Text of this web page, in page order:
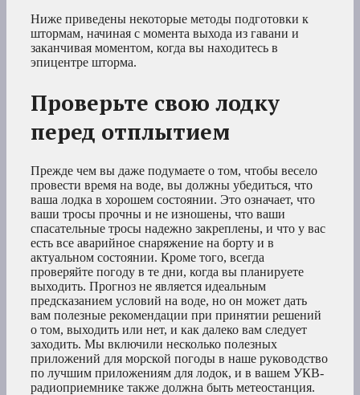
Ниже приведены некоторые методы подготовки к
штормам, начиная с момента выхода из гавани и
заканчивая моментом, когда вы находитесь в
эпицентре шторма.
Проверьте свою лодку
перед отплытием
Прежде чем вы даже подумаете о том, чтобы весело
провести время на воде, вы должны убедиться, что
ваша лодка в хорошем состоянии. Это означает, что
ваши тросы прочны и не изношены, что ваши
спасательные тросы надежно закреплены, и что у вас
есть все аварийное снаряжение на борту и в
актуальном состоянии. Кроме того, всегда
проверяйте погоду в те дни, когда вы планируете
выходить. Прогноз не является идеальным
предсказанием условий на воде, но он может дать
вам полезные рекомендации при принятии решений
о том, выходить или нет, и как далеко вам следует
заходить. Мы включили несколько полезных
приложений для морской погоды в наше руководство
по лучшим приложениям для лодок, и в вашем УКВ-
радиоприемнике также должна быть метеостанция.